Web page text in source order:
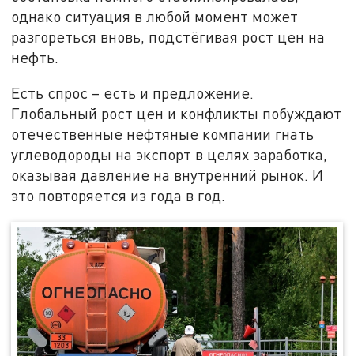
однако ситуация в любой момент может
разгореться вновь, подстёгивая рост цен на
нефть.
Есть спрос – есть и предложение.
Глобальный рост цен и конфликты побуждают
отечественные нефтяные компании гнать
углеводороды на экспорт в целях заработка,
оказывая давление на внутренний рынок. И
это повторяется из года в год.